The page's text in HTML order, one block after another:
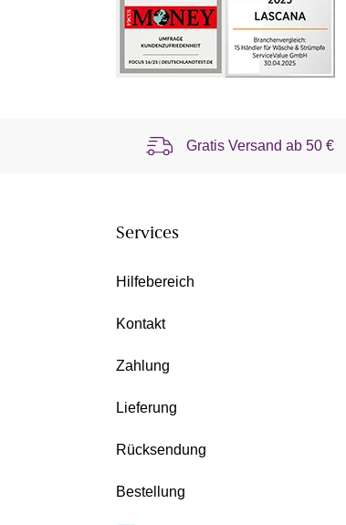
Gratis Versand ab50 €
Services
Hilfebereich
Kontakt
Zahlung
Lieferung
Rücksendung
Bestellung